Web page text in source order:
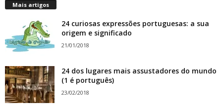
Mais artigos
24 curiosas expressões portuguesas: a sua
origem e significado
21/01/2018
24 dos lugares mais assustadores do mundo
(1 é português)
23/02/2018